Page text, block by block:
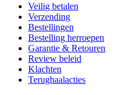
Veilig betalen
Verzending
Bestellingen
Bestelling herroepen
Garantie & Retouren
Review beleid
Klachten
Terughaalacties